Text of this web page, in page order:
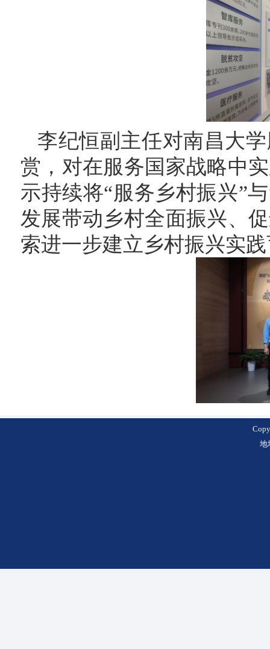
李纪恒副主任对南昌大学
赏，对在服务国家战略中
示持续将“服务乡村振兴”
发展带动乡村全面振兴、
索进一步建立 乡村振兴实
地